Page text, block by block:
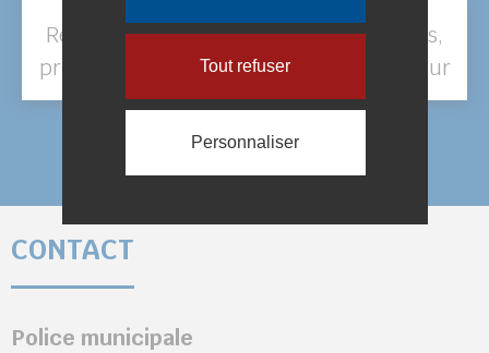
Règlementation « Collecte des déchets,
propreté des voies et espaces publics sur
la commune »
CONTACT
Police municipale
Tout refuser
Personnaliser